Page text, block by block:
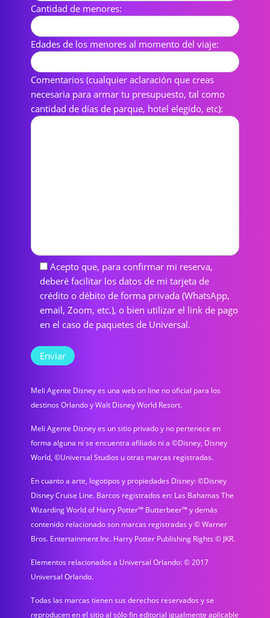
Cantidad de menores:
Edades de los menores al momento del viaje:
Comentarios (cualquier aclaración que creas
necesaria para armar tu presupuesto, tal como
cantidad de días de parque, hotel elegido, etc):
Acepto que, para confirmar mi reserva,
deberé facilitar los datos de mi tarjeta de
crédito o débito de forma privada (WhatsApp,
email, Zoom, etc.), o bien utilizar el link de pago
en el caso de paquetes de Universal.
Meli Agente Disney es una web on line no oficial para los
destinos Orlando y Walt Disney World Resort.
Meli Agente Disney es un sitio privado y no pertenece en
forma alguna ni se encuentra afiliado ni a ©Disney, Disney
World, ©Universal Studios u otras marcas registradas.
En cuanto a arte, logotipos y propiedades Disney: ©Disney
Disney Cruise Line. Barcos registrados en: Las Bahamas The
Wizarding World of Harry Potter™ Butterbeer™ y demás
contenido relacionado son marcas registradas y © Warner
Bros. Entertainment Inc. Harry Potter Publishing Rights © JKR.
Elementos relacionados a Universal Orlando: © 2017
Universal Orlando.
Todas las marcas tienen sus derechos reservados y se
reproducen en el sitio al sólo fin editorial igualmente aplicable